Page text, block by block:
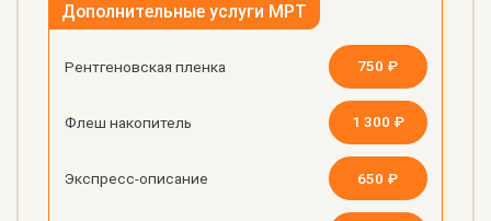
Дополнительные услуги МРТ
Рентгеновская пленка 750 ₽
Флеш накопитель 1 300 ₽
Экспресс-описание 650 ₽